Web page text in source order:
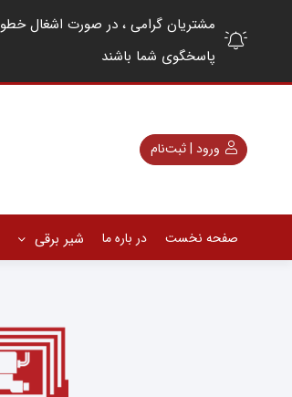
پاسخگوی شما باشند
ورود | ثبت‌نام
صفحه نخست در باره ما شیر برقی